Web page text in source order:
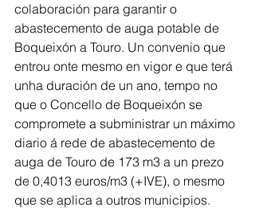
colaboración para garantir o
abastecemento de auga potable de
Boqueixón a Touro. Un convenio que
entrou onte mesmo en vigor e que terá
unha duración de un ano, tempo no
que o Concello de Boqueixón se
compromete a subministrar un máximo
diario á rede de abastecemento de
auga de Touro de 173 m3 a un prezo
de 0,4013 euros/m3 (+IVE), o mesmo
que se aplica a outros municipios.